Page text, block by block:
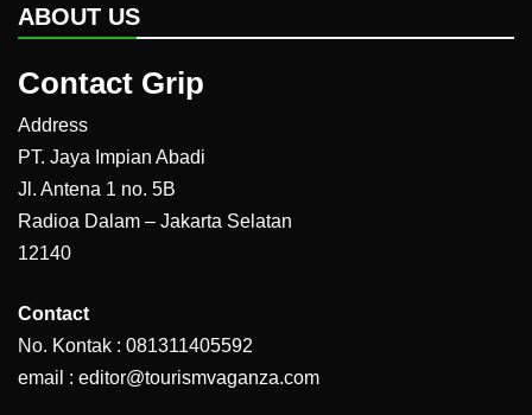
ABOUT US
Contact Grip
Address
PT. Jaya Impian Abadi
Jl. Antena 1 no. 5B
Radioa Dalam – Jakarta Selatan
12140
Contact
No. Kontak : 081311405592
email : editor@tourismvaganza.com